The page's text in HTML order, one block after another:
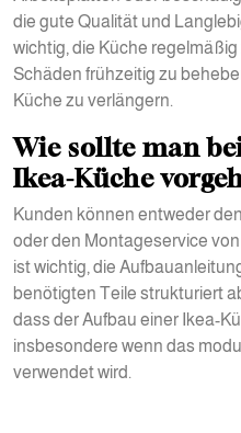
die gute Qualität und
wichtig, die Küche
Schäden frühzeitig zu
Küche zu verlängern.
Wie sollte man
Ikea-Küche
Kunden können entweder
oder den Montageservice
ist wichtig, die
benötigten Teile strukturiert
dass der Aufbau einer Ikea-
insbesondere wenn das
verwendet wird.